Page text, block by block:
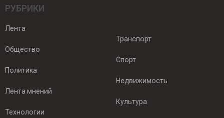
РУБРИКИ
Лента
Общество
Политика
Лента мнений
Технологии
Транспорт
Спорт
Недвижимость
Культура